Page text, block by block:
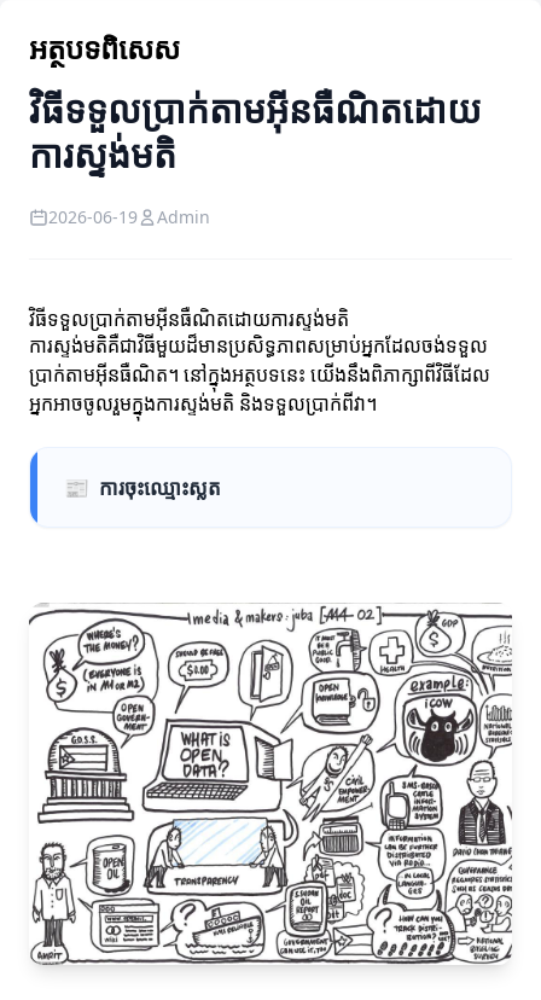
អត្ថបទពិសេស
វិធីទទួលប្រាក់តាមអ៊ីនធឺណិតដោយ
ការស្ទង់មតិ
2026-06-19 Admin
វិធីទទួលប្រាក់តាមអ៊ីនធឺណិតដោយការស្ទង់មតិ
ការស្ទង់មតិគឺជាវិធីមួយដ៏មានប្រសិទ្ធភាពសម្រាប់អ្នកដែលចង់ទទួល
ប្រាក់តាមអ៊ីនធឺណិត។ នៅក្នុងអត្ថបទនេះ យើងនឹងពិភាក្សាពីវិធីដែល
អ្នកអាចចូលរួមក្នុងការស្ទង់មតិ និងទទួលប្រាក់ពីវា។
📰 ការចុះឈ្មោះស្លត